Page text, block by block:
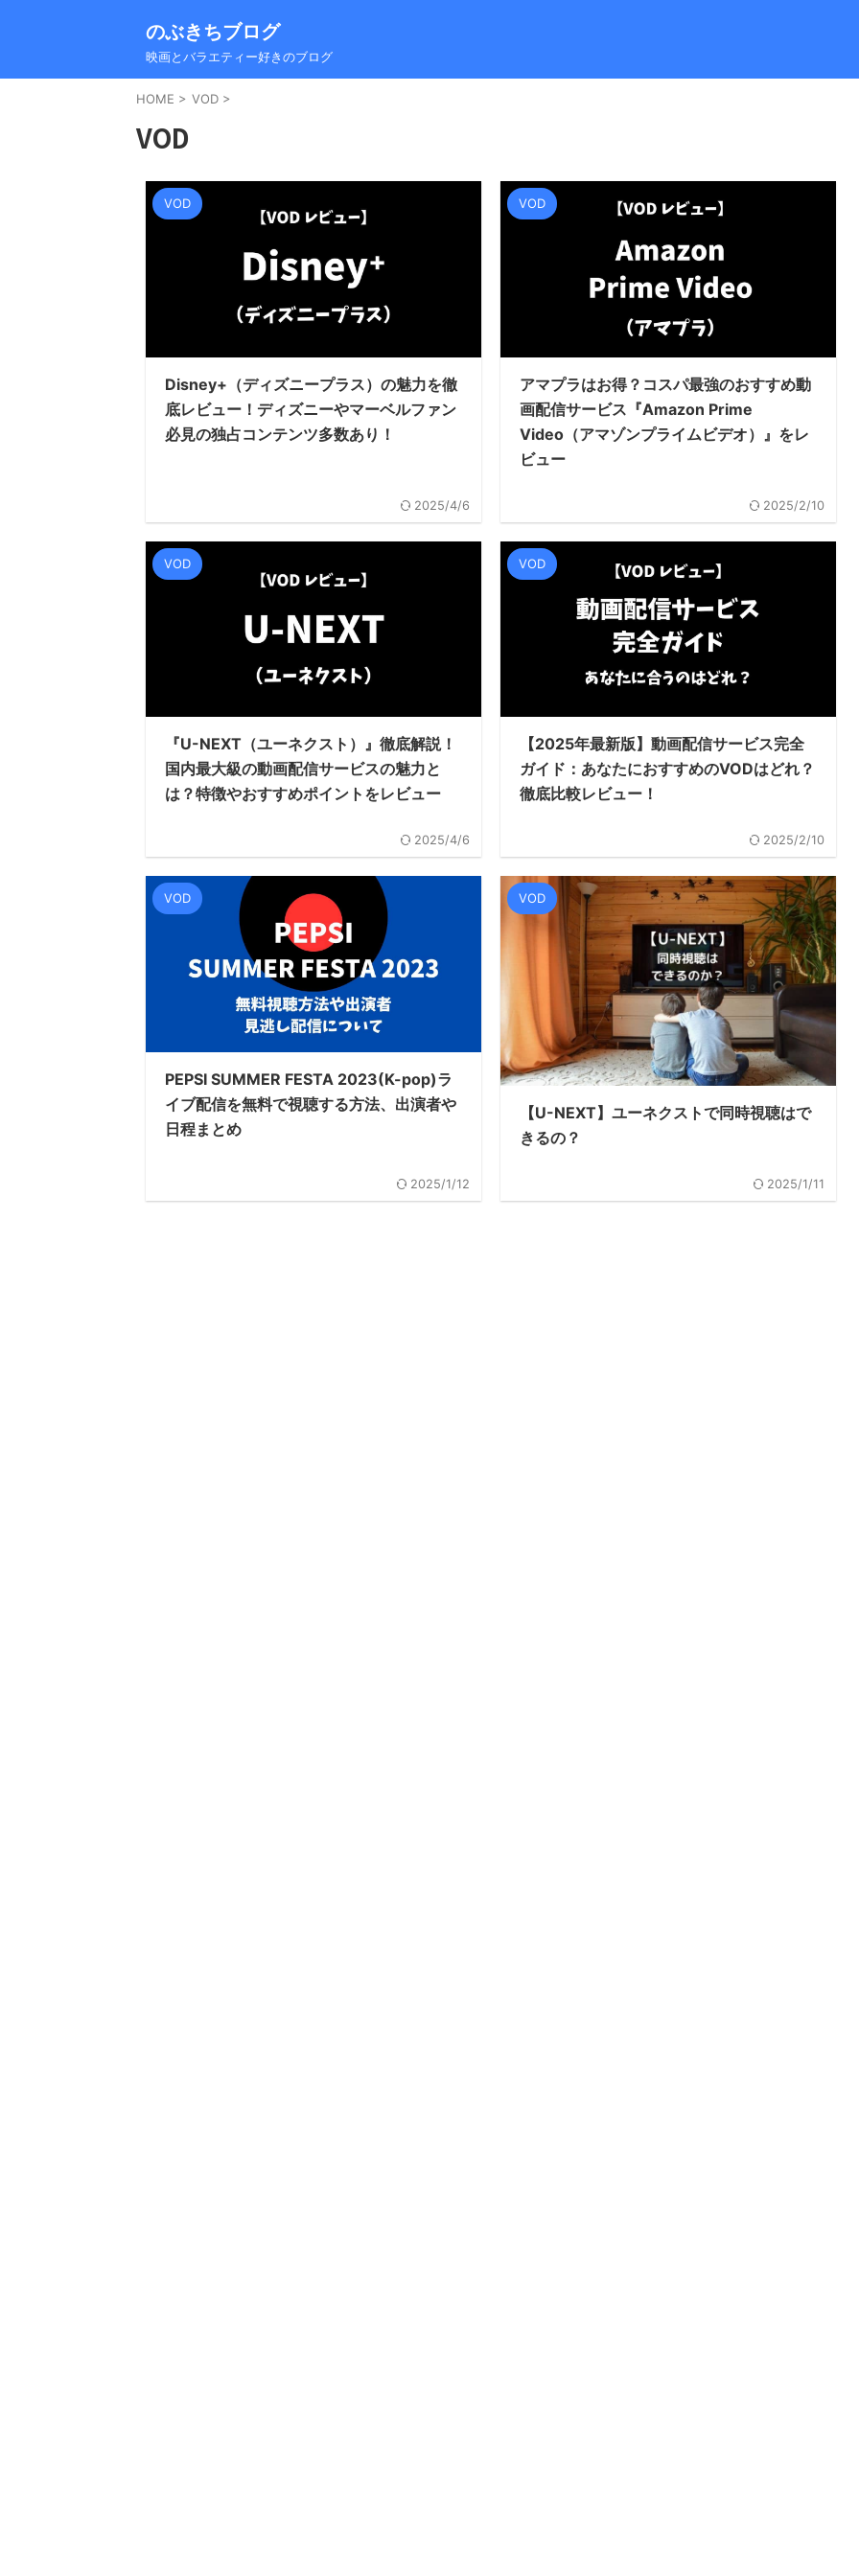
のぶきちブログ
映画とバラエティー好きのブログ
HOME > VOD >
VOD
VOD
Disney+（ディズニープラス）の魅力を徹
底レビュー！ディズニーやマーベルファン
必見の独占コンテンツ多数あり！
2025/4/6
VOD
アマプラはお得？コスパ最強のおすすめ動
画配信サービス『Amazon Prime
Video（アマゾンプライムビデオ）』をレ
ビュー
2025/2/10
VOD
『U-NEXT（ユーネクスト）』徹底解説！
国内最大級の動画配信サービスの魅力と
は？特徴やおすすめポイントをレビュー
2025/4/6
VOD
【2025年最新版】動画配信サービス完全
ガイド：あなたにおすすめのVODはどれ？
徹底比較レビュー！
2025/2/10
VOD
PEPSI SUMMER FESTA 2023(K-pop)ラ
イブ配信を無料で視聴する方法、出演者や
日程まとめ
2025/1/12
VOD
【U-NEXT】ユーネクストで同時視聴はで
きるの？
2025/1/11